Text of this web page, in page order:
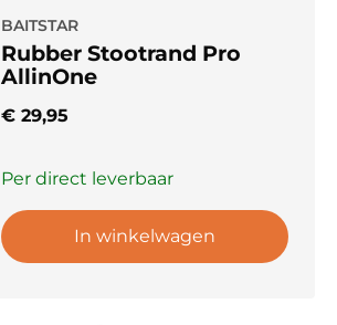
BAITSTAR
Rubber Stootrand Pro
AllinOne
€29,95
Per direct leverbaar
In winkelwagen